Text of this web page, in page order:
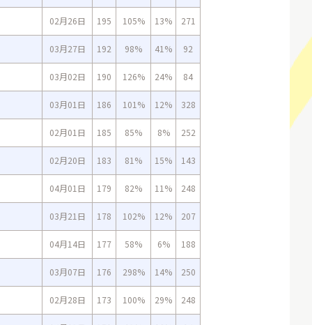
02月26日 195 105% 13% 271
03月27日 192 98% 41% 92
03月02日 190 126% 24% 84
03月01日 186 101% 12% 328
02月01日 185 85% 8% 252
02月20日 183 81% 15% 143
04月01日 179 82% 11% 248
03月21日 178 102% 12% 207
04月14日 177 58% 6% 188
03月07日 176 298% 14% 250
02月28日 173 100% 29% 248